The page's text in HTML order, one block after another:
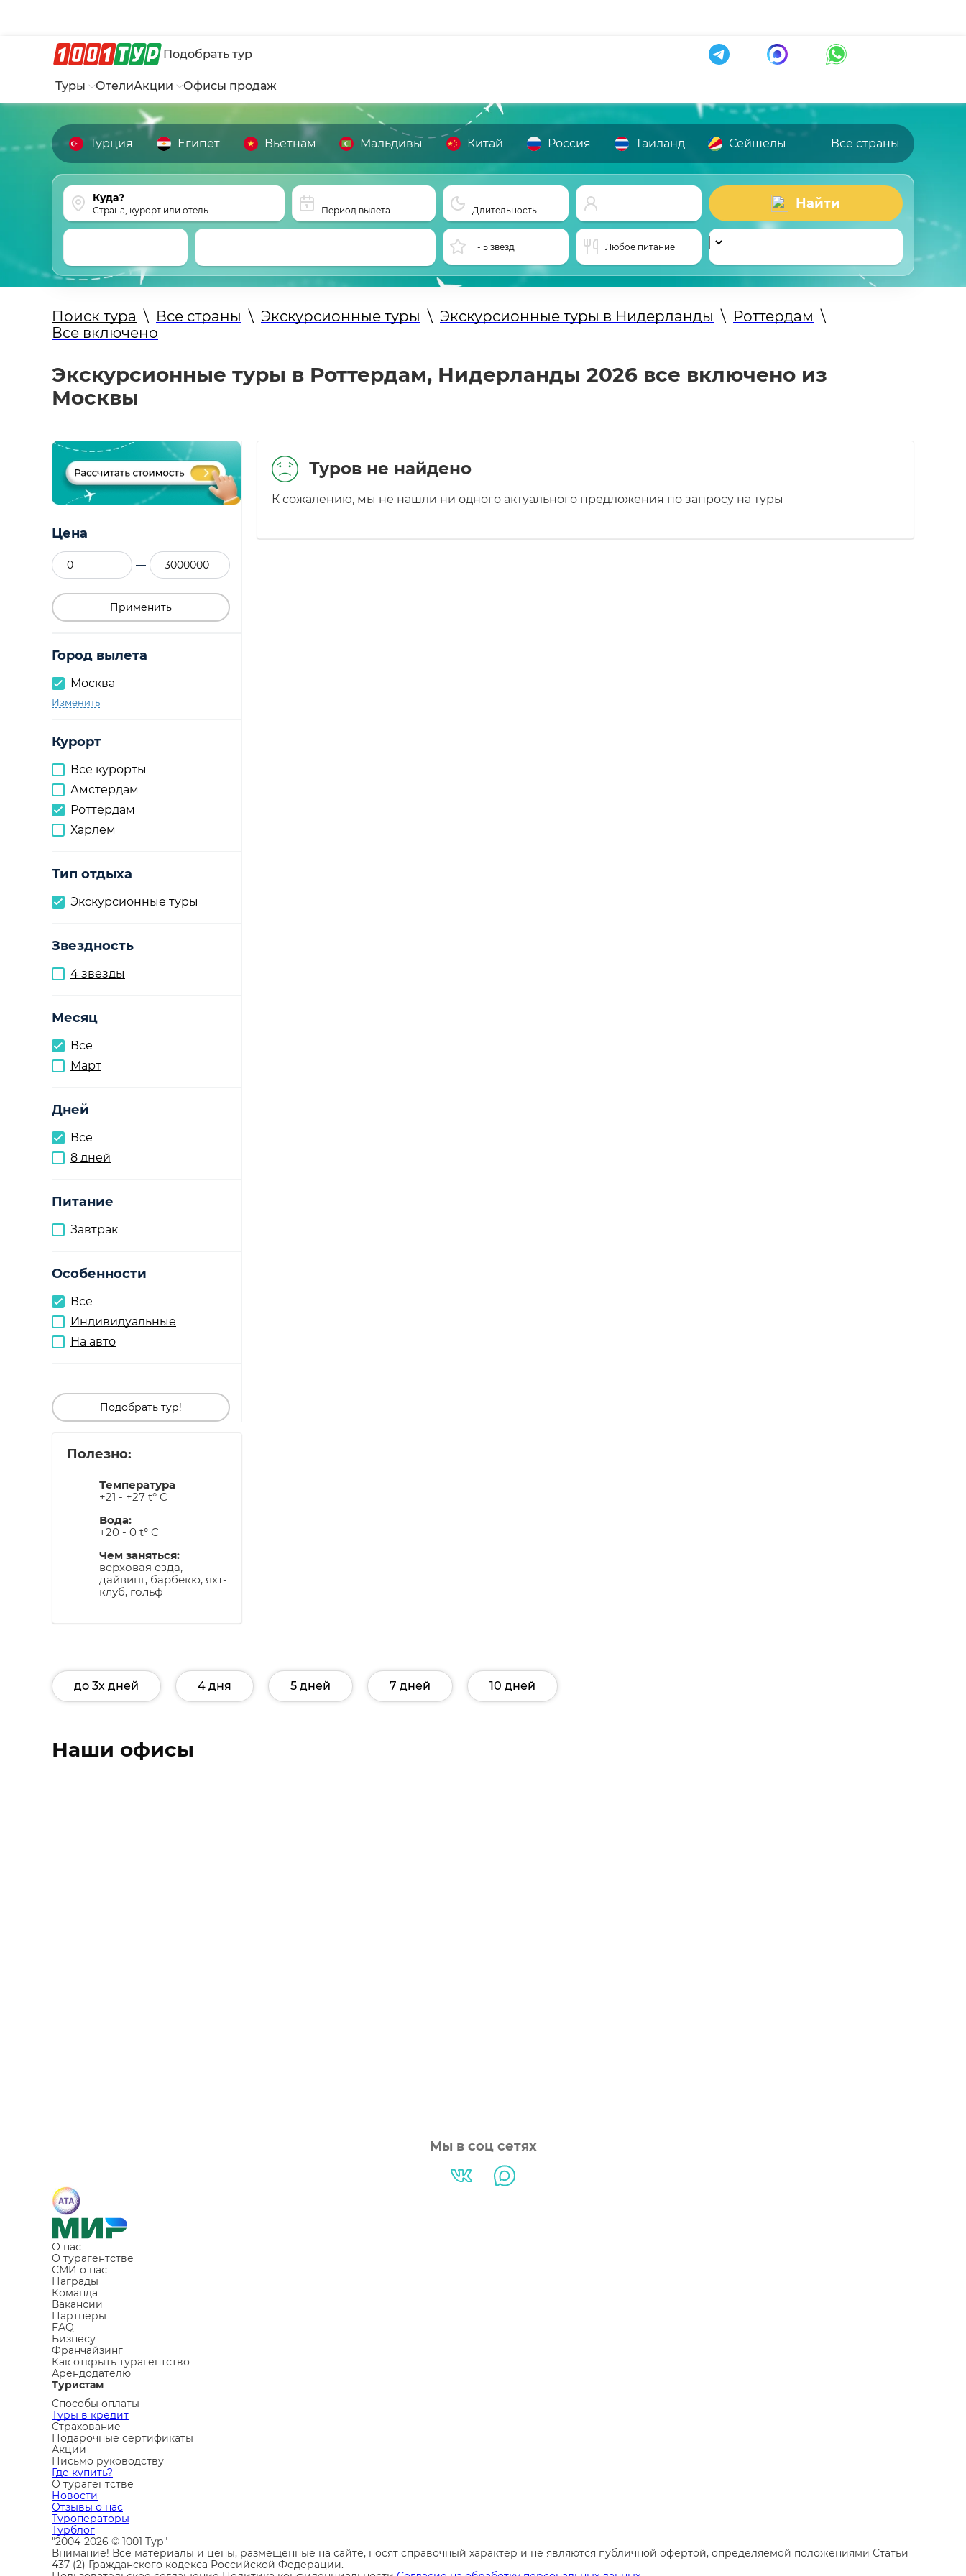
Подобрать тур
Туры ОтелиАкции Офисы продаж
Турция Египет Вьетнам Мальдивы Китай Россия Таиланд Сейшелы Все страны
Страна, курорт или отель Период вылета Длительность Найти
1 - 5 звёзд Любое питание
Поиск тура \ Все страны \ Экскурсионные туры \ Экскурсионные туры в Нидерланды \ Роттердам \
Все включено
Экскурсионные туры в Роттердам, Нидерланды 2026 все включено из
Москвы
Цена
—
Применить
Город вылета
Москва
Изменить
Курорт
Все курорты
Амстердам
Роттердам
Харлем
Тип отдыха
Экскурсионные туры
Звездность
4 звезды
Месяц
Все
Март
Дней
Все
8 дней
Питание
Завтрак
Особенности
Все
Индивидуальные
На авто
Подобрать тур!
Полезно:
Температура
+21 - +27 t° C
Вода:
+20 - 0 t° C
Чем заняться:
верховая езда,
дайвинг, барбекю, яхт-
клуб, гольф
Туров не найдено
К сожалению, мы не нашли ни одного актуального предложения по запросу на туры
до 3х дней 4 дня 5 дней 7 дней 10 дней
Наши офисы
Мы в соц сетях
О нас
О турагентстве
СМИ о нас
Награды
Команда
Вакансии
Партнеры
FAQ
Бизнесу
Франчайзинг
Как открыть турагентство
Арендодателю
Туристам
Способы оплаты
Туры в кредит
Страхование
Подарочные сертификаты
Акции
Письмо руководству
Где купить?
О турагентстве
Новости
Отзывы о нас
Туроператоры
Турблог
"2004-2026 © 1001 Тур"
Внимание! Все материалы и цены, размещенные на сайте, носят справочный характер и не являются публичной офертой, определяемой положениями Статьи
437 (2) Гражданского кодекса Российской Федерации.